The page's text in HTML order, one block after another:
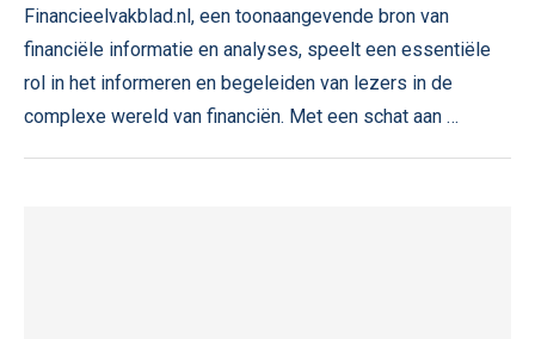
Financieelvakblad.nl, een toonaangevende bron van
financiële informatie en analyses, speelt een essentiële
rol in het informeren en begeleiden van lezers in de
complexe wereld van financiën. Met een schat aan …